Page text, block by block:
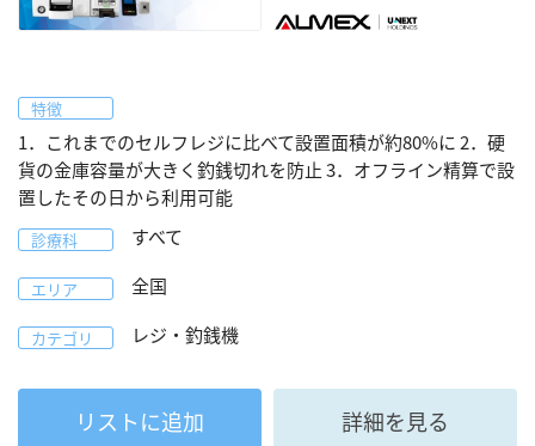
特徴
1．これまでのセルフレジに比べて設置面積が約80%に 2．硬
貨の金庫容量が大きく釣銭切れを防止 3．オフライン精算で設
置したその日から利用可能
診療科 すべて
エリア 全国
カテゴリ レジ・釣銭機
リストに追加 詳細を見る